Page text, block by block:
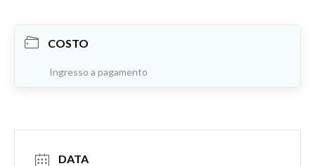
COSTO
Ingresso a pagamento
DATA